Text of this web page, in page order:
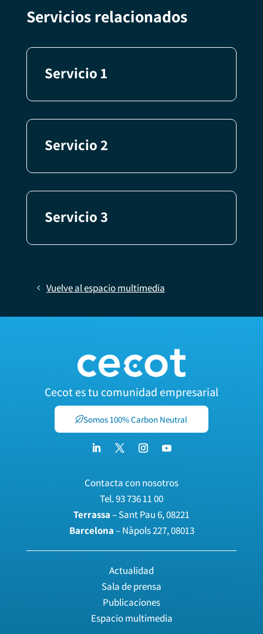
Servicios relacionados
Servicio 1
Servicio 2
Servicio 3
Vuelve al espacio multimedia
Cecot es tu comunidad empresarial
Somos 100% Carbon Neutral
Contacta con nosotros
Tel.93 736 11 00
Terrassa– Sant Pau 6, 08221
Barcelona– Nàpols 227, 08013
Actualidad
Sala de prensa
Publicaciones
Espacio multimedia